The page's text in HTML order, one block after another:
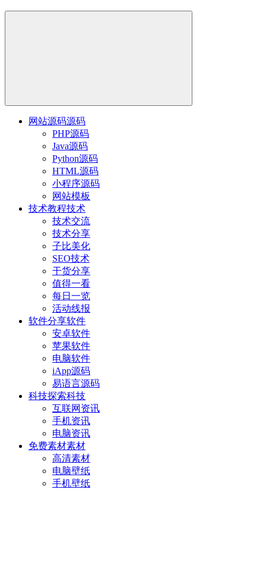
网站源码源码
PHP源码
Java源码
Python源码
HTML源码
小程序源码
网站模板
技术教程技术
技术交流
技术分享
子比美化
SEO技术
干货分享
值得一看
每日一览
活动线报
软件分享软件
安卓软件
苹果软件
电脑软件
iApp源码
易语言源码
科技探索科技
互联网资讯
手机资讯
电脑资讯
免费素材素材
高清素材
电脑壁纸
手机壁纸